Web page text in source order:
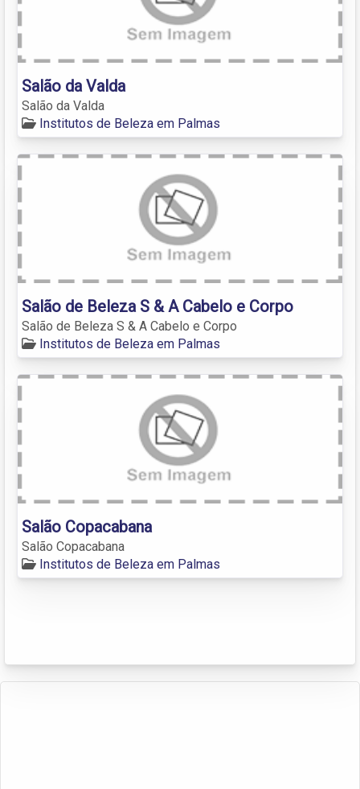
Salão da Valda
Salão da Valda
Institutos de Beleza em Palmas
Salão de Beleza S & A Cabelo e Corpo
Salão de Beleza S & A Cabelo e Corpo
Institutos de Beleza em Palmas
Salão Copacabana
Salão Copacabana
Institutos de Beleza em Palmas